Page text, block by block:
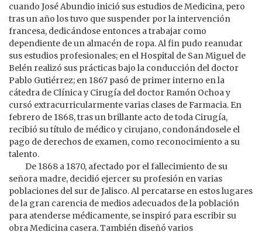
cuando José Abundio inició sus estudios de Medicina, pero
tras un año los tuvo que suspender por la intervención
francesa, dedicándose entonces a trabajar como
dependiente de un almacén de ropa. Al fin pudo reanudar
sus estudios profesionales; en el Hospital de San Miguel de
Belén realizó sus prácticas bajo la conducción del doctor
Pablo Gutiérrez; en 1867 pasó de primer interno en la
cátedra de Clínica y Cirugía del doctor Ramón Ochoa y
cursó extracurricularmente varias clases de Farmacia. En
febrero de 1868, tras un brillante acto de toda Cirugía,
recibió su título de médico y cirujano, condonándosele el
pago de derechos de examen, como reconocimiento a su
talento.
De 1868 a 1870, afectado por el fallecimiento de su
señora madre, decidió ejercer su profesión en varias
poblaciones del sur de Jalisco. Al percatarse en estos lugares
de la gran carencia de medios adecuados de la población
para atenderse médicamente, se inspiró para escribir su
obra Medicina casera. También diseñó varios